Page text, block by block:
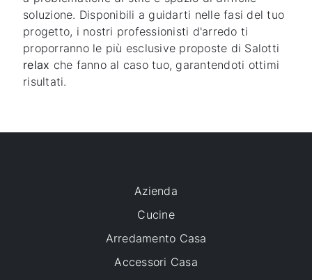
soluzione. Disponibili a guidarti nelle fasi del tuo
progetto, i nostri professionisti d'arredo ti
proporranno le più esclusive proposte di Salotti
relax che fanno al caso tuo, garantendoti ottimi
risultati.
Azienda
Cucine
Arredamento Casa
Accessori Casa